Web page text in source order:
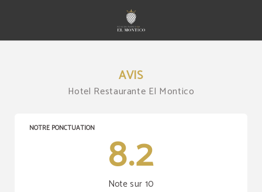
AVIS
Hotel Restaurante El Montico
NOTRE PONCTUATION 8.2
Note sur 10